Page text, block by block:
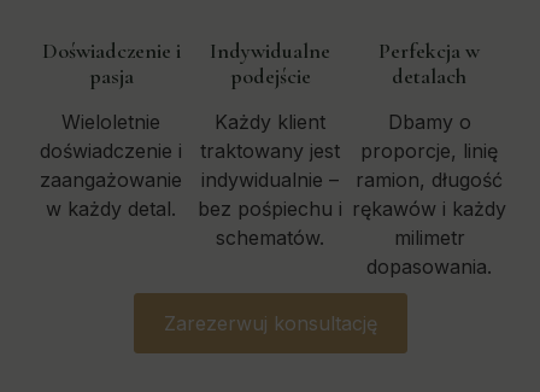
Doświadczenie i
pasja
Wieloletnie
doświadczenie i
zaangażowanie
w każdy detal.
Indywidualne
podejście
Każdy klient
traktowany jest
indywidualnie –
bez pośpiechu i
schematów.
Perfekcja w
detalach
Dbamy o
proporcje, linię
ramion, długość
rękawów i każdy
milimetr
dopasowania.
Zarezerwuj konsultację